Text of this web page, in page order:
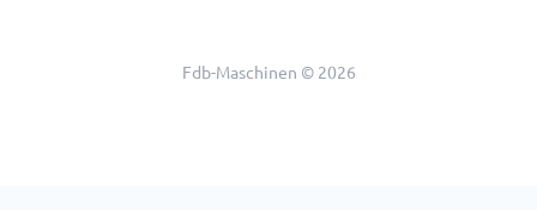
Fdb-Maschinen © 2026